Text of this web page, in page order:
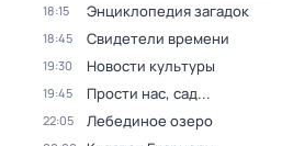
18:15 Энциклопедия загадок
18:45 Свидетели времени
19:30 Новости культуры
19:45 Прости нас, сад...
22:05 Лебединое озеро